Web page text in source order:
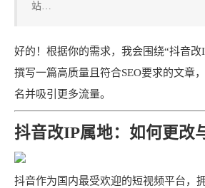
站…
好的！根据你的需求，我会围绕“抖音改
撰写一篇高质量且符合SEO要求的文章
名并吸引更多流量。
抖音改IP属地：如何更改
抖音作为国内最受欢迎的短视频平台，